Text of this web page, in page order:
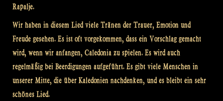
Rapalje.
Wir haben in diesem Lied viele Tränen der Trauer, Emotion und
Freude gesehen. Es ist oft vorgekommen, dass ein Vorschlag gemacht
wird, wenn wir anfangen, Caledonia zu spielen. Es wird auch
regelmäßig bei Beerdigungen aufgeführt. Es gibt viele Menschen in
unserer Mitte, die über Kaledonien nachdenken, und es bleibt ein sehr
schönes Lied.